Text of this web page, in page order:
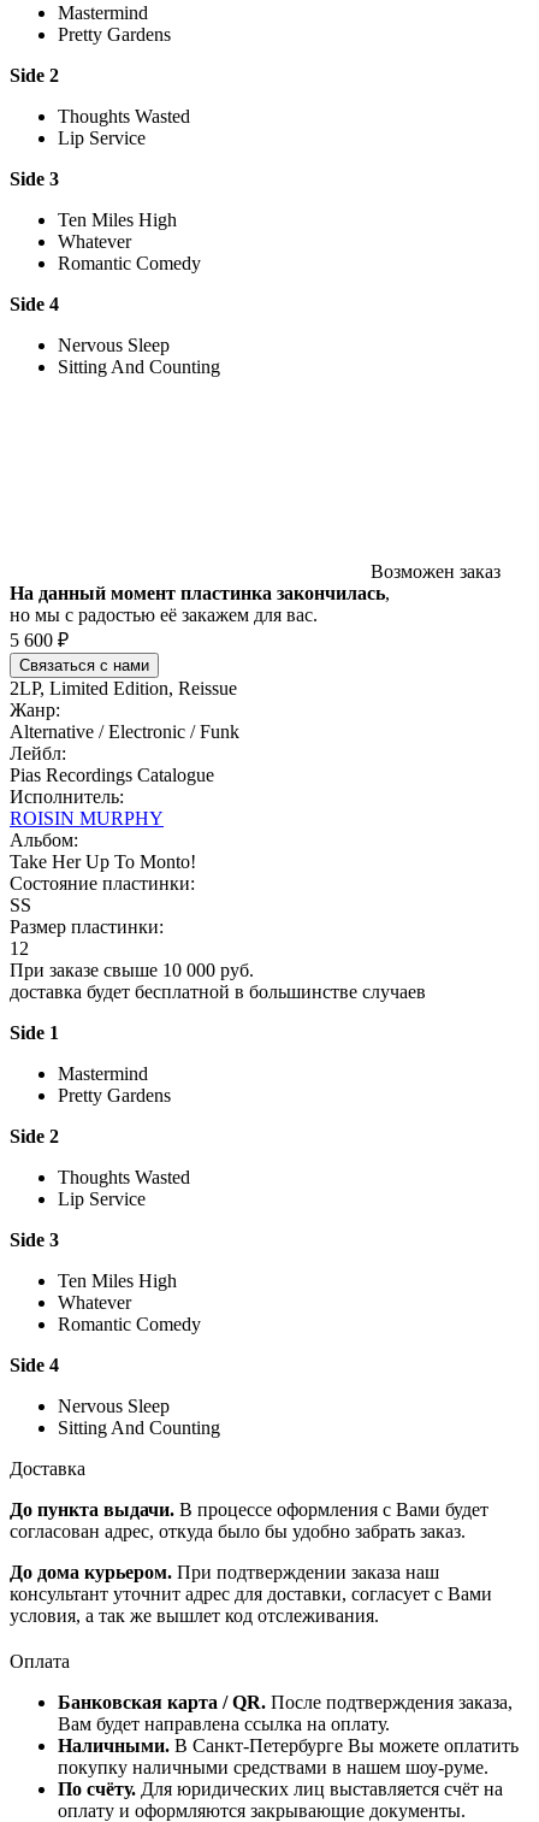
Mastermind
Pretty Gardens
Side 2
Thoughts Wasted
Lip Service
Side 3
Ten Miles High
Whatever
Romantic Comedy
Side 4
Nervous Sleep
Sitting And Counting
Возможен заказ
На данный момент пластинка закончилась,
но мы с радостью её закажем для вас.
5 600 ₽
Связаться с нами
2LP, Limited Edition, Reissue
Жанр:
Alternative / Electronic / Funk
Лейбл:
Pias Recordings Catalogue
Исполнитель:
ROISIN MURPHY
Альбом:
Take Her Up To Monto!
Состояние пластинки:
SS
Размер пластинки:
12
При заказе свыше 10 000 руб.
доставка будет бесплатной в большинстве случаев
Side 1
Mastermind
Pretty Gardens
Side 2
Thoughts Wasted
Lip Service
Side 3
Ten Miles High
Whatever
Romantic Comedy
Side 4
Nervous Sleep
Sitting And Counting
Доставка
До пункта выдачи. В процессе оформления с Вами будет
согласован адрес, откуда было бы удобно забрать заказ.
До дома курьером. При подтверждении заказа наш
консультант уточнит адрес для доставки, согласует с Вами
условия, а так же вышлет код отслеживания.
Оплата
Банковская карта / QR. После подтверждения заказа,
Вам будет направлена ссылка на оплату.
Наличными. В Санкт-Петербурге Вы можете оплатить
покупку наличными средствами в нашем шоу-руме.
По счёту. Для юридических лиц выставляется счёт на
оплату и оформляются закрывающие документы.